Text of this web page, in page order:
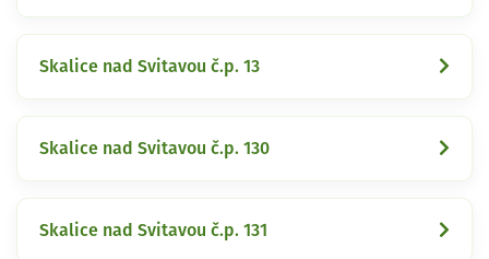
Skalice nad Svitavou č.p. 13
Skalice nad Svitavou č.p. 130
Skalice nad Svitavou č.p. 131